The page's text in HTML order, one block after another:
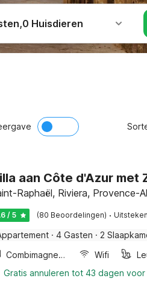
,0 Huisdieren
aan Côte d'Azur met
Raphaël, Riviera, Provence-
/ 5 (80 Beoordelingen) ·
· 4 Gasten · 2
Combimagnetron
Wifi
Gratis annuleren tot 43 dagen voor